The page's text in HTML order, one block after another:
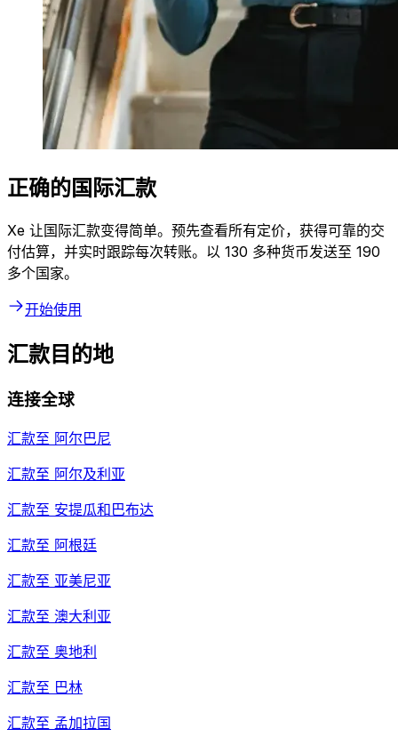
正确的国际汇款
Xe 让国际汇款变得简单。预先查看所有定价，获得可靠的交
付估算，并实时跟踪每次转账。以 130 多种货币发送至 190
多个国家。
开始使用
汇款目的地
连接全球
汇款至 阿尔巴尼
汇款至 阿尔及利亚
汇款至 安提瓜和巴布达
汇款至 阿根廷
汇款至 亚美尼亚
汇款至 澳大利亚
汇款至 奥地利
汇款至 巴林
汇款至 孟加拉国